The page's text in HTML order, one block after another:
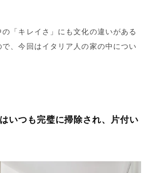
「キレイさ」にも文化の違いがある
、今回はイタリア人の家の中につい
いつも完璧に掃除され、片付い